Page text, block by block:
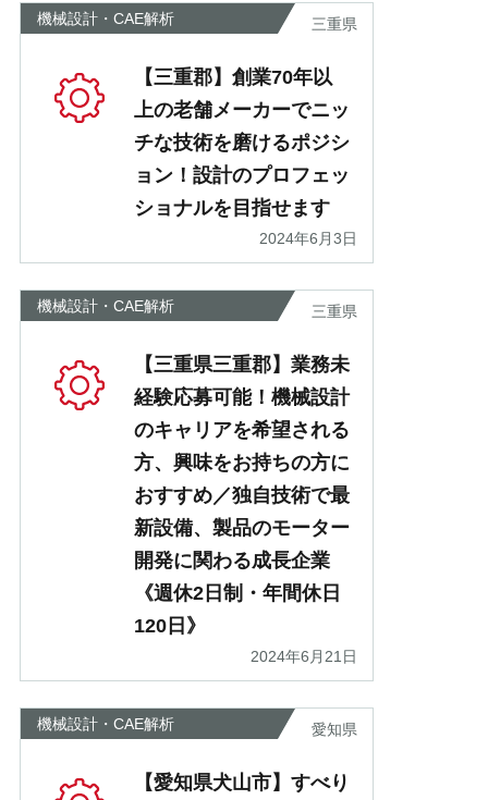
機械設計・CAE解析 三重県
【三重郡】創業70年以
上の老舗メーカーでニッ
チな技術を磨けるポジシ
ョン！設計のプロフェッ
ショナルを目指せます
2024年6月3日
機械設計・CAE解析 三重県
【三重県三重郡】業務未
経験応募可能！機械設計
のキャリアを希望される
方、興味をお持ちの方に
おすすめ／独自技術で最
新設備、製品のモーター
開発に関わる成長企業
《週休2日制・年間休日
120日》
2024年6月21日
機械設計・CAE解析 愛知県
【愛知県犬山市】すべり